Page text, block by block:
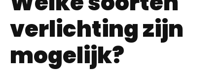
verlichting zijn
mogelijk?